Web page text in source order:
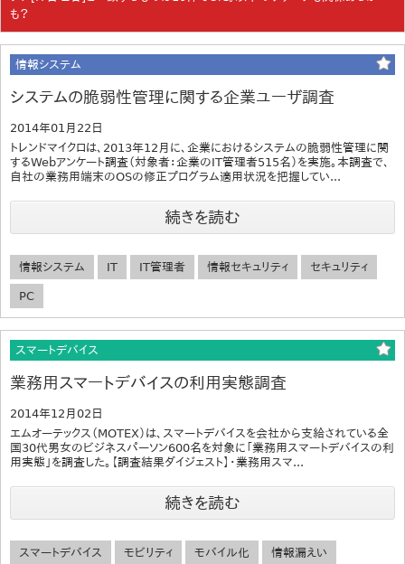
も？
情報システム
システムの脆弱性管理に関する企業ユーザ調査
2014年01月22日
トレンドマイクロは、2013年12月に、企業におけるシステムの脆弱性管理に関
するWebアンケート調査（対象者：企業のIT管理者515名）を実施。本調査で、
自社の業務用端末のOSの修正プログラム適用状況を把握してい...
続きを読む
情報システム IT IT管理者 情報セキュリティ セキュリティ
PC
スマートデバイス
業務用スマートデバイスの利用実態調査
2014年12月02日
エムオーテックス（MOTEX）は、スマートデバイスを会社から支給されている全
国30代男女のビジネスパーソン600名を対象に「業務用スマートデバイスの利
用実態」を調査した。【調査結果ダイジェスト】・業務用スマ...
続きを読む
スマートデバイス モビリティ モバイル化 情報漏えい